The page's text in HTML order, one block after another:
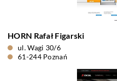
HORN Rafał Figarski
ul. Wagi 30/6
61-244 Poznań